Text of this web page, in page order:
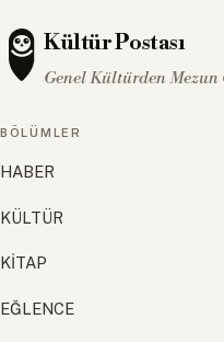
Kültür Postası
Genel Kültürden
BÖLÜMLER
HABER
KÜLTÜR
KİTAP
EĞLENCE